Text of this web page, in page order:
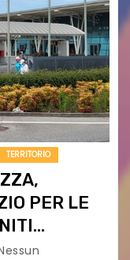
TERRITORIO
PER LE